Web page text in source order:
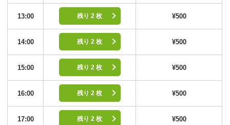
13:00 残り 2 枚 ¥500
14:00 残り 2 枚 ¥500
15:00 残り 2 枚 ¥500
16:00 残り 2 枚 ¥500
17:00 残り 2 枚 ¥500